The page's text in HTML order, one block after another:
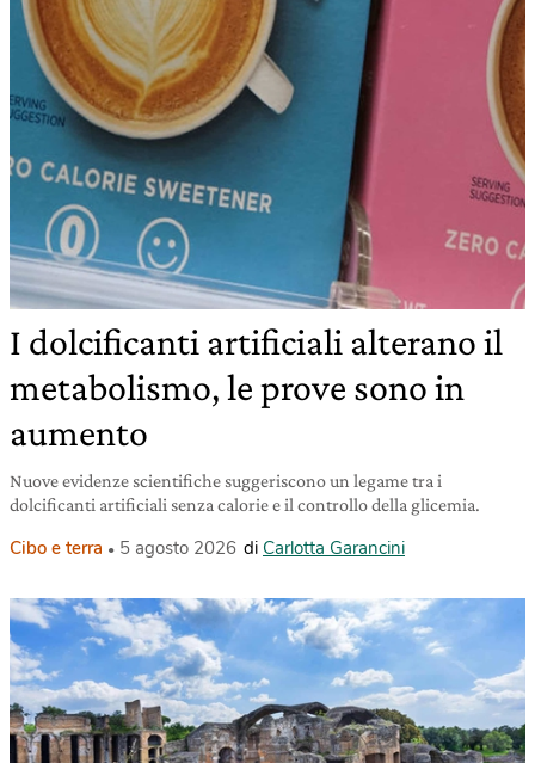
I dolcificanti artificiali alterano il
metabolismo, le prove sono in
aumento
Nuove evidenze scientifiche suggeriscono un legame tra i
dolcificanti artificiali senza calorie e il controllo della glicemia.
Cibo e terra 5 agosto 2026 di Carlotta Garancini